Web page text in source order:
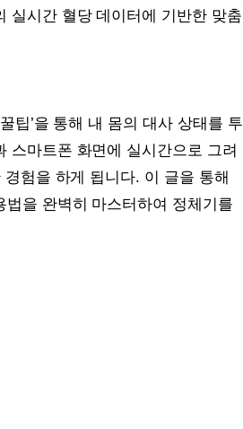
실시간 혈당 데이터에 기반한 맞춤
팁’을 통해 내 몸의 대사 상태를 투
스마트폰 화면에 실시간으로 그려
험을 하게 됩니다. 이 글을 통해
을 완벽히 마스터하여 정체기를